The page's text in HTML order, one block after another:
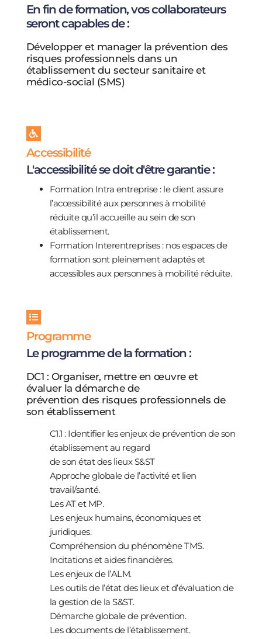
En fin de formation, vos collaborateurs
seront capables de :
Développer et manager la prévention des
risques professionnels dans un
établissement du secteur sanitaire et
médico-social (SMS)
Accessibilité
L'accessibilité se doit d'être garantie :
Formation Intra entreprise : le client assure
l’accessibilité aux personnes à mobilité
réduite qu’il accueille au sein de son
établissement.
Formation Interentreprises : nos espaces de
formation sont pleinement adaptés et
accessibles aux personnes à mobilité réduite.
Programme
Le programme de la formation :
DC1 : Organiser, mettre en œuvre et
évaluer la démarche de
prévention des risques professionnels de
son établissement
C1.1 : Identifier les enjeux de prévention de son
établissement au regard
de son état des lieux S&ST
Approche globale de l’activité et lien
travail/santé.
Les AT et MP.
Les enjeux humains, économiques et
juridiques.
Compréhension du phénomène TMS.
Incitations et aides financières.
Les enjeux de l’ALM.
Les outils de l’état des lieux et d’évaluation de
la gestion de la S&ST.
Démarche globale de prévention.
Les documents de l’établissement.